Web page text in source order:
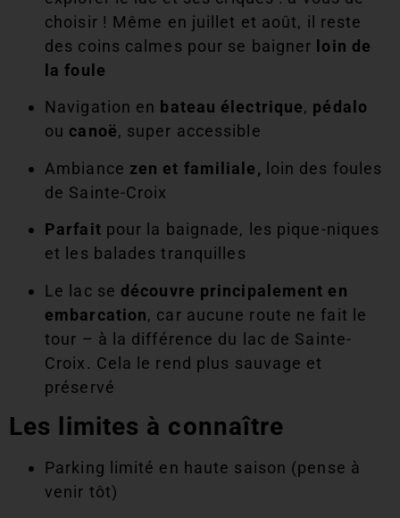
choisir ! Même en juillet et août, il reste
des coins calmes pour se baigner
loin de
la foule
Navigation en bateau électrique, pédalo
ou canoë, super accessible
Ambiance zen et familiale, loin des foules
de Sainte-Croix
Parfait pour la baignade, les pique-niques
et les balades tranquilles
Le lac se découvre principalement en
embarcation, car aucune route ne fait le
tour – à la différence du lac de Sainte-
Croix. Cela le rend plus sauvage et
préservé
Les limites à connaître
Parking limité en haute saison (pense à
venir tôt)